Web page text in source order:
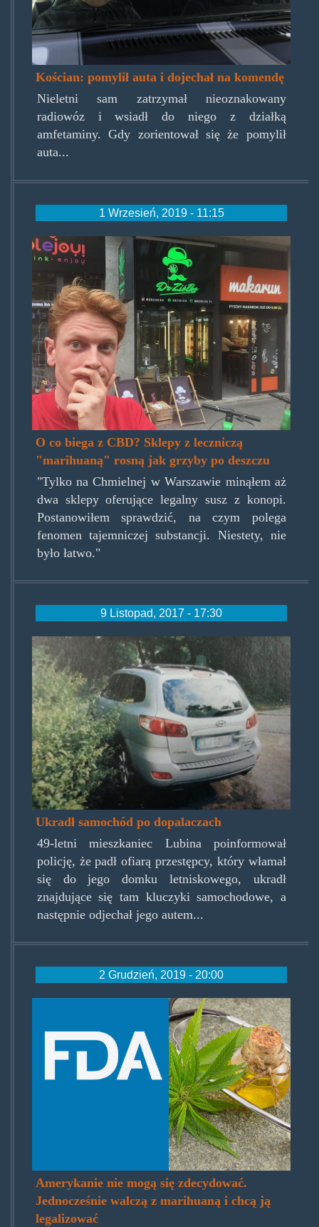
Kościan: pomylił auta i dojechał na komendę
Nieletni sam zatrzymał nieoznakowany
radiowóz i wsiadł do niego z działką
amfetaminy. Gdy zorientował się że pomylił
auta...
1 Wrzesień, 2019 - 11:15
ocobiegaszcebede.jpg
O co biega z CBD? Sklepy z leczniczą
"marihuaną" rosną jak grzyby po deszczu
"Tylko na Chmielnej w Warszawie minąłem aż
dwa sklepy oferujące legalny susz z konopi.
Postanowiłem sprawdzić, na czym polega
fenomen tajemniczej substancji. Niestety, nie
było łatwo."
9 Listopad, 2017 - 17:30
Ukradł samochód po dopalaczach
49-letni mieszkaniec Lubina poinformował
policję, że padł ofiarą przestępcy, który włamał
się do jego domku letniskowego, ukradł
znajdujące się tam kluczyki samochodowe, a
następnie odjechał jego autem...
2 Grudzień, 2019 - 20:00
cbd.jpg
Amerykanie nie mogą się zdecydować.
Jednocześnie walczą z marihuaną i chcą ją
legalizować